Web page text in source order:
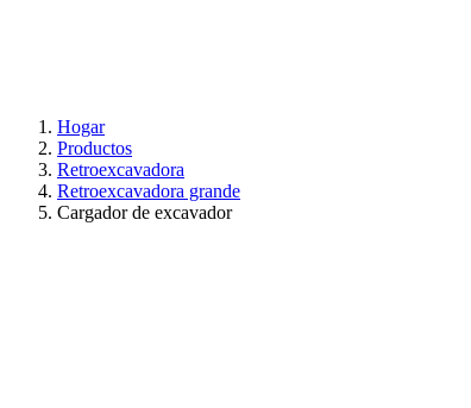
Hogar
Productos
Retroexcavadora
Retroexcavadora grande
Cargador de excavador